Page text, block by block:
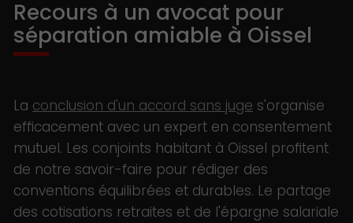
Recours à un avocat pour
séparation amiable à Oissel
La conclusion d'un accord sans juge s'organise
efficacement avec un expert en consentement
mutuel. Les conjoints habitant à Oissel profitent
de notre savoir-faire pour rédiger des
conventions équilibrées et durables. Le partage
des cotisations retraites et de l'épargne salariale